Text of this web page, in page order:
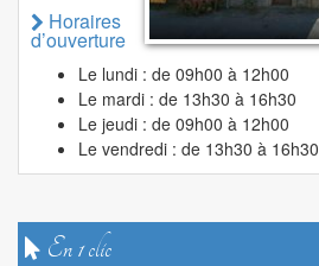
Horaires
d’ouverture
Le lundi : de 09h00 à 12h00
Le mardi : de 13h30 à 16h30
Le jeudi : de 09h00 à 12h00
Le vendredi : de 13h30 à 16h30
En 1 clic